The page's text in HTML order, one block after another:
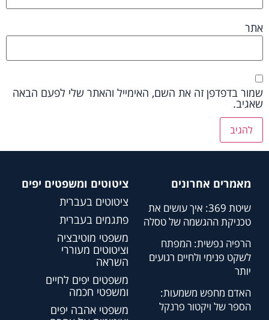
אתר
שמור בדפדפן זה את השם, האימייל והאתר שלי לפעם הבאה
שאגיב.
מאמרים אחרונים
שיטת 369: איך עושים את
טכניקת ההגשמה של טסלה
הרפיה נפשית: המפתח
לשקט פנימי ולחיים רגועים
יותר
האדם מחפש משמעות:
הספר של ויקטור פרנקל
ציטוטים ומשפטים יפים
ציטוטים בעברית
פתגמים בעברית
משפטי מוטיבציה
וציטוטים מעוררי
השראה
משפטים יפים לחיים
ומשפטי חכמה
משפטי אהבה יפים